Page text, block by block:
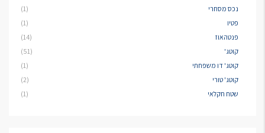
נכס מסחרי
(1)
פטיו
(1)
פנטהאוז
(14)
קוטג'
(51)
קוטג' דו משפחתי
(1)
קוטג' טורי
(2)
שטח חקלאי
(1)